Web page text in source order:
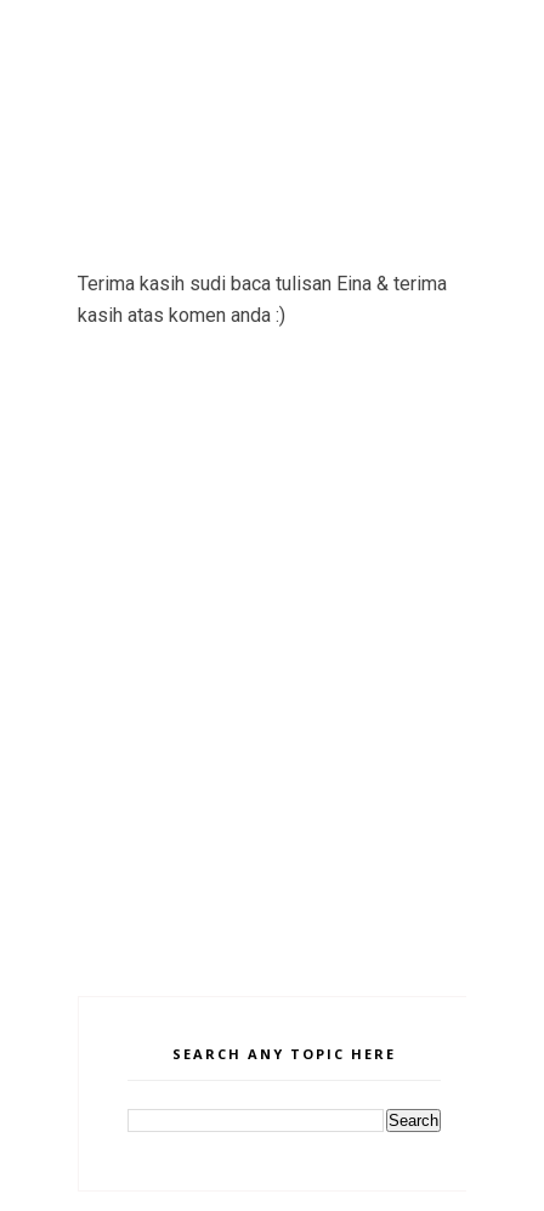
Terima kasih sudi baca tulisan Eina & terima
kasih atas komen anda :)
SEARCH ANY TOPIC HERE